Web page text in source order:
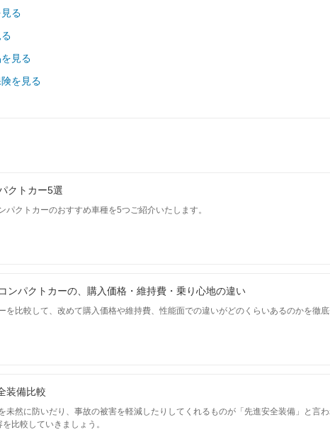
装備詳細を見る
る
見る
を見る
クトカー5選
パクトカーのおすすめ車種を5つご紹介いたします。
ンパクトカーの、購入価格・維持費・乗り心地の違い
を比較して、改めて購入価格や維持費、性能面での違いがどのくらいあるのかを徹
装備比較
未然に防いだり、事故の被害を軽減したりしてくれるものが「先進安全装備」と言
比較していきましょう。